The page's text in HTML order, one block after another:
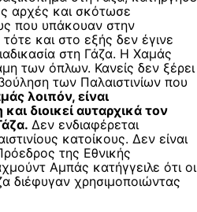
αρχές και σκότωσε
που υπάκουαν στην
και στο εξής δεν έγινε
στη Γάζα. Η Χαμάς
των όπλων. Κανείς δεν ξέρει
των Παλαιστινίων που
λοιπόν, είναι
διοικεί αυταρχικά τον
Δεν ενδιαφέρεται
κατοίκους. Δεν είναι
της Εθνικής
Αμπάς κατήγγειλε ότι οι
διέφυγαν χρησιμοποιώντας